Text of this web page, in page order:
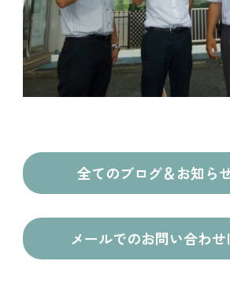
全てのブログ＆お知ら
メールでのお問い合わせ